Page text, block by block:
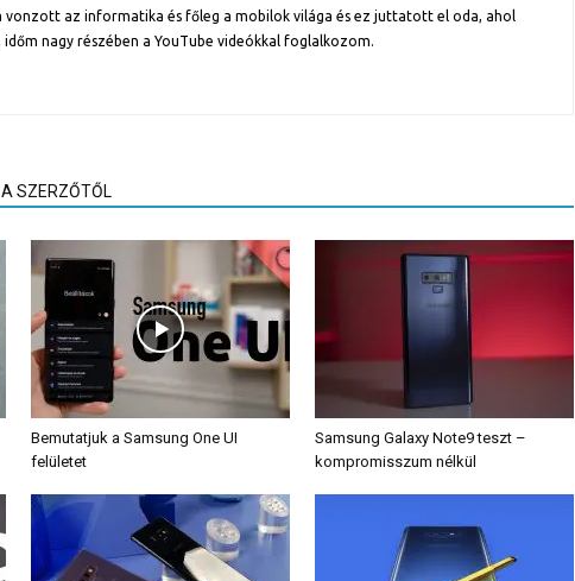
vonzott az informatika és főleg a mobilok világa és ez juttatott el oda, ahol
időm nagy részében a YouTube videókkal foglalkozom.
SZERZŐTŐL
Bemutatjuk a Samsung One UI
felületet
Samsung Galaxy Note9 teszt –
kompromisszum nélkül